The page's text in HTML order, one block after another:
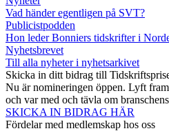
Vad händer egentligen på SVT?
Publicistpodden
Hon leder Bonniers tidskrifter i
Nyhetsbrevet
Till alla nyheter i nyhetsarkivet
Skicka in ditt bidrag till
Nu är nomineringen öppen. Lyft
och var med och tävla om
SKICKA IN BIDRAG HÄR
Fördelar med medlemskap hos oss